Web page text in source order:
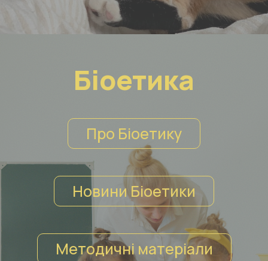
Біоетика
Про Біоетику
Новини Біоетики
Методичні матеріали